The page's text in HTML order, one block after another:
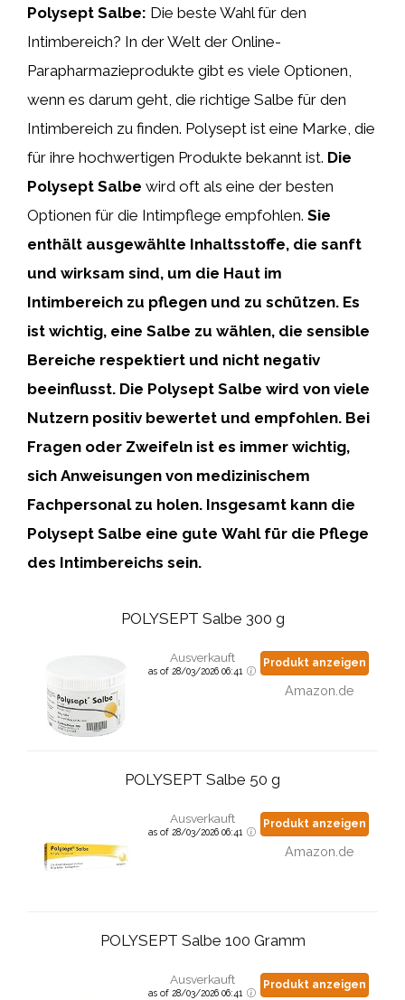
Polysept Salbe: Die beste Wahl für den
Intimbereich? In der Welt der Online-
Parapharmazieprodukte gibt es viele Optionen,
wenn es darum geht, die richtige Salbe für den
Intimbereich zu finden. Polysept ist eine Marke, die
für ihre hochwertigen Produkte bekannt ist. Die
Polysept Salbe wird oft als eine der besten
Optionen für die Intimpflege empfohlen. Sie
enthält ausgewählte Inhaltsstoffe, die sanft
und wirksam sind, um die Haut im
Intimbereich zu pflegen und zu schützen. Es
ist wichtig, eine Salbe zu wählen, die sensible
Bereiche respektiert und nicht negativ
beeinflusst. Die Polysept Salbe wird von viele
Nutzern positiv bewertet und empfohlen. Bei
Fragen oder Zweifeln ist es immer wichtig,
sich Anweisungen von medizinischem
Fachpersonal zu holen. Insgesamt kann die
Polysept Salbe eine gute Wahl für die Pflege
des Intimbereichs sein.
POLYSEPT Salbe 300 g
Ausverkauft
as of 28/03/2026 06:41
Produkt anzeigen
Amazon.de
POLYSEPT Salbe 50 g
Ausverkauft
as of 28/03/2026 06:41
Produkt anzeigen
Amazon.de
POLYSEPT Salbe 100 Gramm
Ausverkauft
as of 28/03/2026 06:41
Produkt anzeigen